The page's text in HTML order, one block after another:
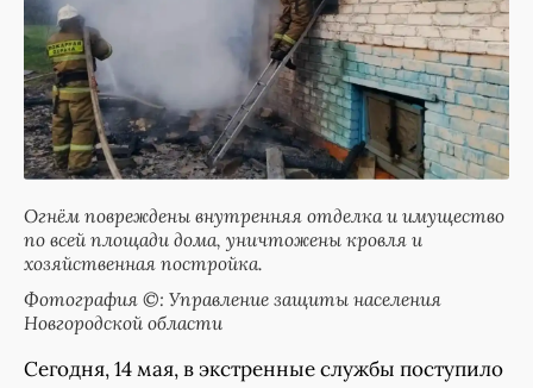
Огнём повреждены внутренняя отделка и имущество
по всей площади дома, уничтожены кровля и
хозяйственная постройка.
Фотография ©: Управление защиты населения
Новгородской области
Сегодня, 14 мая, в экстренные службы поступило